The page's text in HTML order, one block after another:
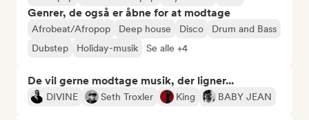
Genrer, de også er åbne for at modtage
Afrobeat/Afropop Deep house Disco
Drum and Bass
Dubstep
Holiday-musik Se alle +4
De vil gerne modtage musik, der ligner...
DIVINE Seth Troxler King BABY JEAN